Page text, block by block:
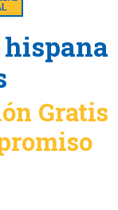
hispana
Gratis